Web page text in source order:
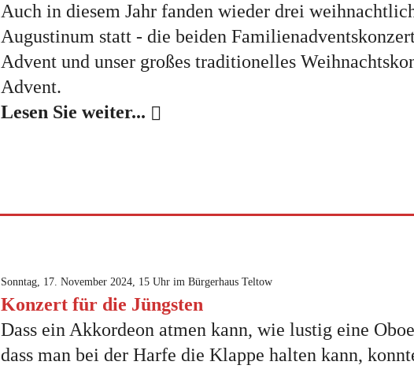
Auch in diesem Jahr fanden wieder drei
Augustinum statt - die beiden
Advent und unser großes traditionelles
Advent.
Lesen Sie weiter...
Sonntag, 17. November 2024, 15 Uhr im Bürgerhaus Teltow
Konzert für die Jüngsten
Dass ein Akkordeon atmen kann, wie lustig eine
dass man bei der Harfe die Klappe halten kann,